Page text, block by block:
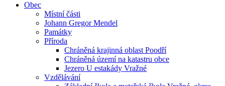
Obec
Místní části
Johann Gregor Mendel
Památky
Příroda
Chráněná krajinná oblast Poodří
Chráněná území na katastru obce
Jezero U estakády Vražné
Vzdělávání